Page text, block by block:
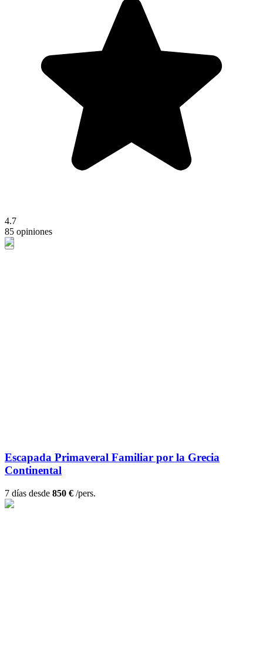
4.7
85 opiniones
Escapada Primaveral Familiar por la Grecia
Continental
7 días desde 850 € /pers.